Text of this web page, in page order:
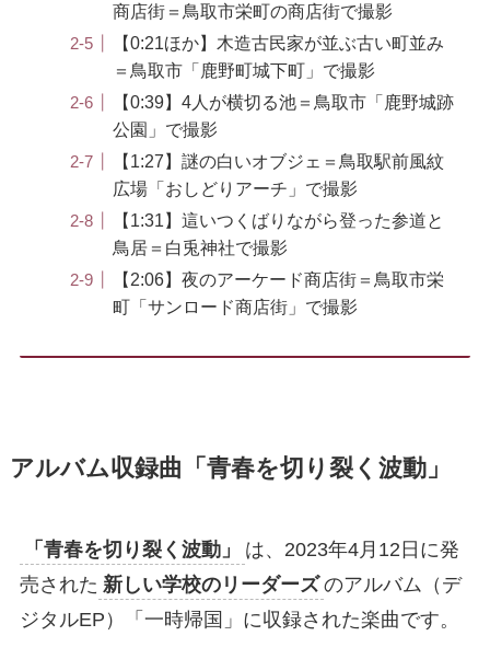
商店街＝鳥取市栄町の商店街で撮影
【0:21ほか】木造古民家が並ぶ古い町並み
＝鳥取市「鹿野町城下町」で撮影
【0:39】4人が横切る池＝鳥取市「鹿野城跡
公園」で撮影
【1:27】謎の白いオブジェ＝鳥取駅前風紋
広場「おしどりアーチ」で撮影
【1:31】這いつくばりながら登った参道と
鳥居＝白兎神社で撮影
【2:06】夜のアーケード商店街＝鳥取市栄
町「サンロード商店街」で撮影
アルバム収録曲「青春を切り裂く波動」
「青春を切り裂く波動」
は、2023年4月12日に発
売された 新しい学校のリーダーズ のアルバム（デ
ジタルEP）「一時帰国」に収録された楽曲です。